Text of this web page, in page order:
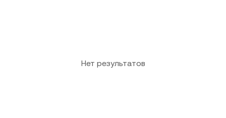
Нет результатов